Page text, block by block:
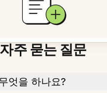
자주 묻는 질문
엇을 하나요?